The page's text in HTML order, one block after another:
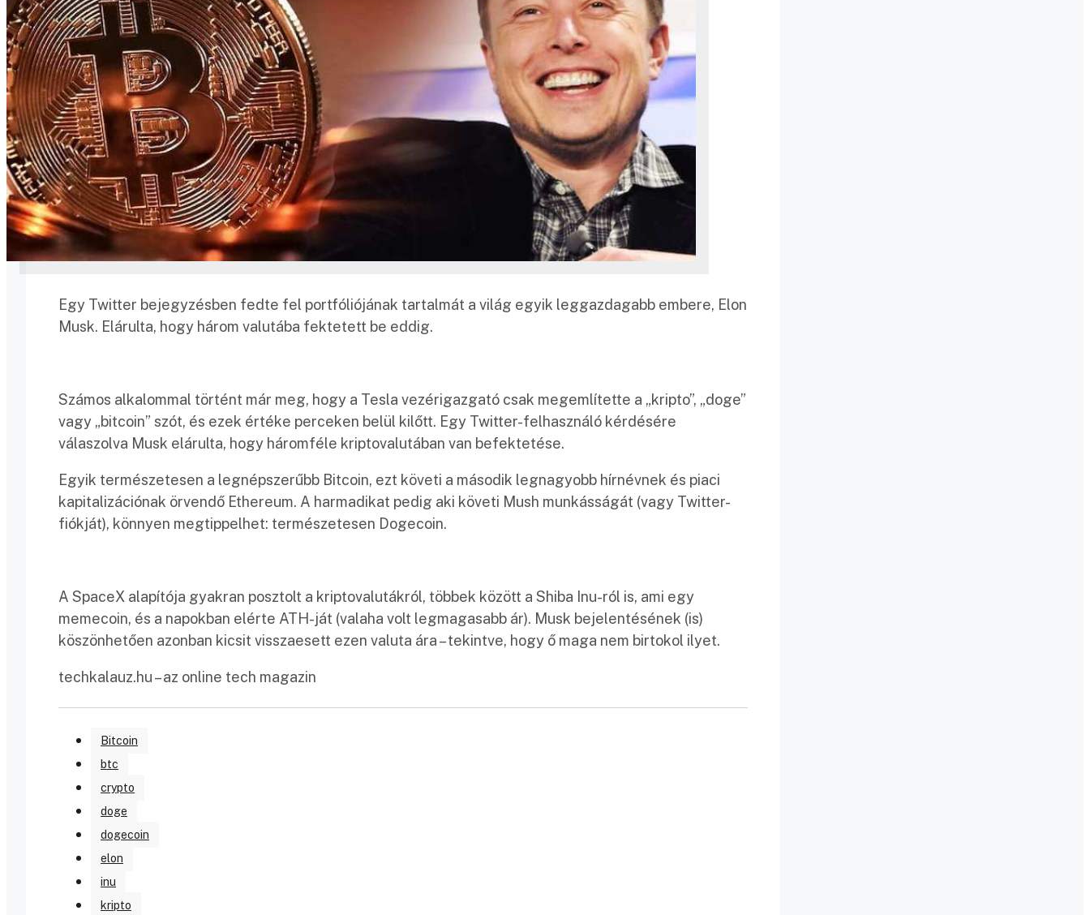
Egy Twitter bejegyzésben fedte fel portfóliójának tartalmát a világ egyik leggazdagabb embere, Elon
Musk. Elárulta, hogy három valutába fektetett be eddig.
Számos alkalommal történt már meg, hogy a Tesla vezérigazgató csak megemlítette a „kripto”, „doge”
vagy „bitcoin” szót, és ezek értéke perceken belül kilőtt. Egy Twitter-felhasználó kérdésére
válaszolva Musk elárulta, hogy háromféle kriptovalutában van befektetése.
Egyik természetesen a legnépszerűbb Bitcoin, ezt követi a második legnagyobb hírnévnek és piaci
kapitalizációnak örvendő Ethereum. A harmadikat pedig aki követi Mush munkásságát (vagy Twitter-
fiókját), könnyen megtippelhet: természetesen Dogecoin.
A SpaceX alapítója gyakran posztolt a kriptovalutákról, többek között a Shiba Inu-ról is, ami egy
memecoin, és a napokban elérte ATH-ját (valaha volt legmagasabb ár). Musk bejelentésének (is)
köszönhetően azonban kicsit visszaesett ezen valuta ára – tekintve, hogy ő maga nem birtokol ilyet.
techkalauz.hu – az online tech magazin
Bitcoin
btc
crypto
doge
dogecoin
elon
inu
kripto